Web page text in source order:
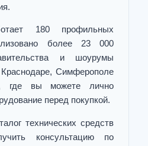
180 профильных
более 23 000
и шоурумы
Симферополе
где вы можете лично
перед покупкой.
технических средств
консультацию по